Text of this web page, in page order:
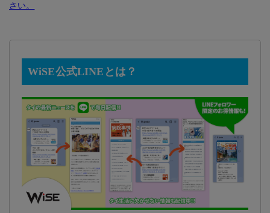
さい。
WiSE公式LINEとは？